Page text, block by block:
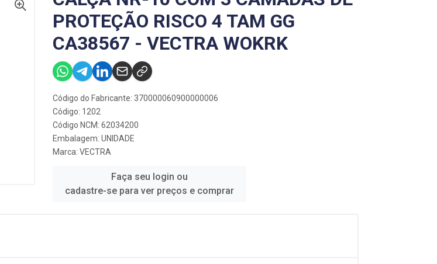
PROTEÇÃO RISCO 4 TAM GG
CA38567 - VECTRA WOKRK
Código do Fabricante: 370000060900000006
Código: 1202
Código NCM: 62034200
Embalagem: UNIDADE
Marca: VECTRA
Faça seu login ou
cadastre-se para ver preços e comprar